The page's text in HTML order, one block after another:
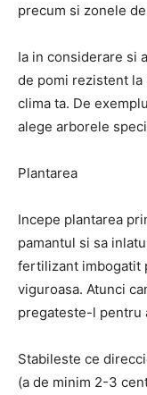
precum si zonele
Ia in considerare si
de pomi rezistent
clima ta. De
alege arborele
Plantarea
Incepe plantarea
pamantul si sa
fertilizant imbogatit
viguroasa. Atunci
pregateste-l pentru
Stabileste ce
(a de minim 2-3